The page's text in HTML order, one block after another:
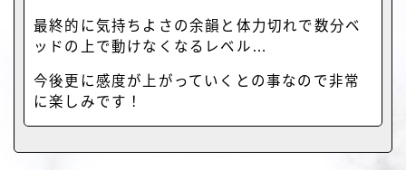
最終的に気持ちよさの余韻と体力切れで数分ベ
ッドの上で動けなくなるレベル…
今後更に感度が上がっていくとの事なので非常
に楽しみです！